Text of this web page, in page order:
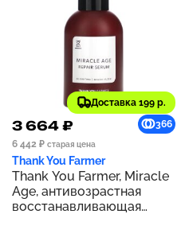
Доставка 199 р.
3 664 ₽
366
6 442 ₽ старая цена
Thank You Farmer
Thank You Farmer, Miracle
Age, антивозрастная
восстанавливающая